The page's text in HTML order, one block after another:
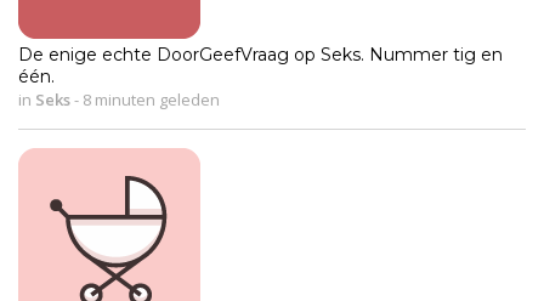
De enige echte DoorGeefVraag op Seks. Nummer tig en
één.
in Seks- 8 minuten geleden